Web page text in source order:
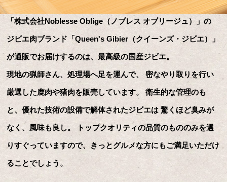
「株式会社Noblesse Oblige（ノブレス オブリージュ）」の
ジビエ肉ブランド「Queen's Gibier（クイーンズ・ジビエ）」
が通販でお届けするのは、最高級の国産ジビエ。
現地の猟師さん、処理場へ足を運んで、 密なやり取りを行い
厳選した鹿肉や猪肉を販売しています。 衛生的な管理のも
と、優れた技術の設備で解体されたジビエは 驚くほど臭みが
なく、風味も良し。 トップクオリティの品質のもののみを選
りすぐっていますので、きっとグルメな方にもご満足いただけ
ることでしょう。